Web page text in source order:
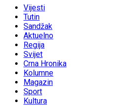
Vijesti
Tutin
Sandžak
Aktuelno
Regija
Svijet
Crna Hronika
Kolumne
Magazin
Sport
Kultura